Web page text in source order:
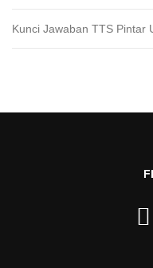
Kunci Jawaban TTS Pintar